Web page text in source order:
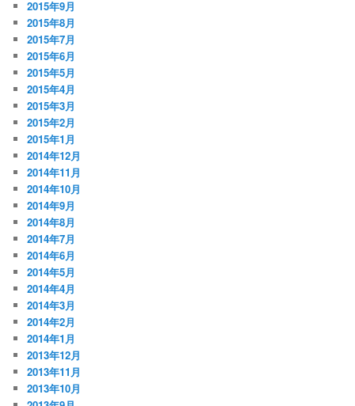
2015年9月
2015年8月
2015年7月
2015年6月
2015年5月
2015年4月
2015年3月
2015年2月
2015年1月
2014年12月
2014年11月
2014年10月
2014年9月
2014年8月
2014年7月
2014年6月
2014年5月
2014年4月
2014年3月
2014年2月
2014年1月
2013年12月
2013年11月
2013年10月